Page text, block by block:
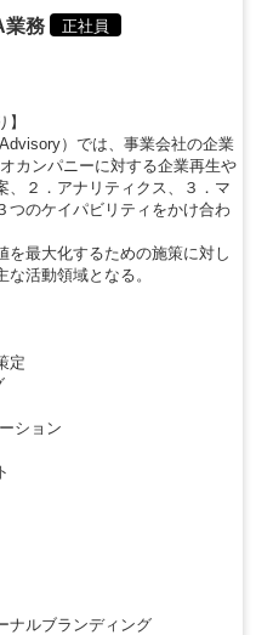
務
正社員
）では、事業会社の企業
カンパニーに対する企業再生や
、２．アナリティクス、３．マ
つのケイパビリティをかけ合わ
を最大化するための施策に対し
活動領域となる。
定
ション
ナルブランディング